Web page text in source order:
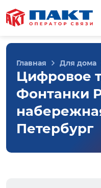
Главная Для дома
Цифровое
Фонтанки
Петербург